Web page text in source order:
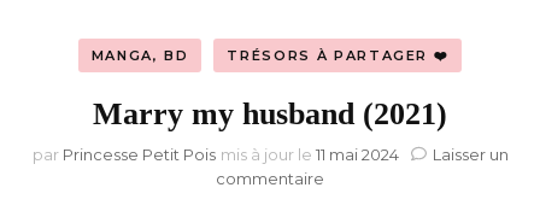
MANGA, BD TRÉSORS À PARTAGER ❤️
Marry my husband (2021)
par Princesse Petit Pois mis à jour le 11 mai 2024
Laisser un
commentaire